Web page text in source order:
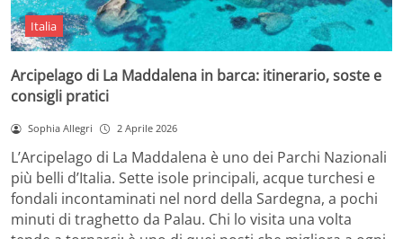
Italia
Arcipelago di La Maddalena in barca: itinerario, soste e
consigli pratici
Sophia Allegri 2 Aprile 2026
L’Arcipelago di La Maddalena è uno dei Parchi Nazionali
più belli d’Italia. Sette isole principali, acque turchesi e
fondali incontaminati nel nord della Sardegna, a pochi
minuti di traghetto da Palau. Chi lo visita una volta